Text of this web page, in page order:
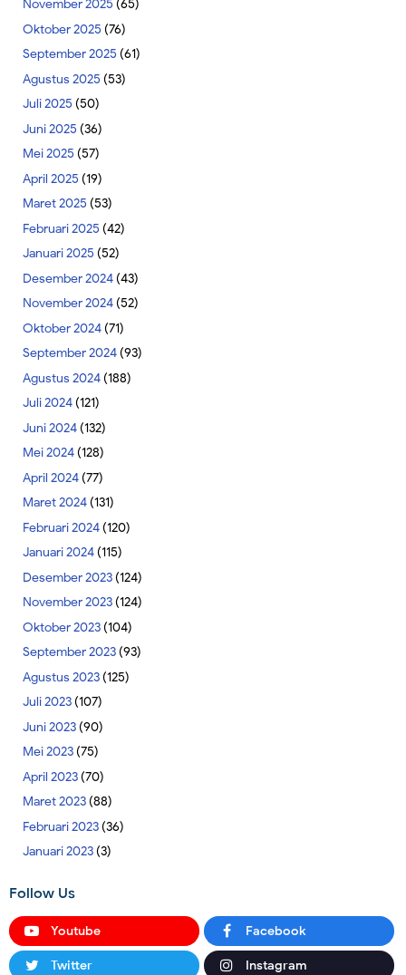
November 2025 (65)
Oktober 2025 (76)
September 2025 (61)
Agustus 2025 (53)
Juli 2025 (50)
Juni 2025 (36)
Mei 2025 (57)
April 2025 (19)
Maret 2025 (53)
Februari 2025 (42)
Januari 2025 (52)
Desember 2024(43)
November 2024(52)
Oktober 2024(71)
September 2024(93)
Agustus 2024(188)
Juli 2024(121)
Juni 2024(132)
Mei 2024(128)
April 2024(77)
Maret 2024(131)
Februari 2024(120)
Januari 2024(115)
Desember 2023(124)
November 2023(124)
Oktober 2023(104)
September 2023(93)
Agustus 2023(125)
Juli 2023(107)
Juni 2023(90)
Mei 2023(75)
April 2023(70)
Maret 2023(88)
Februari 2023(36)
Januari 2023(3)
Follow Us
Youtube Facebook
Twitter Instagram